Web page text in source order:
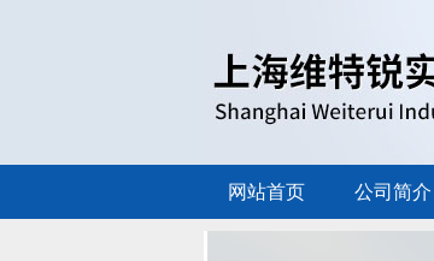
网站首页 公司简介